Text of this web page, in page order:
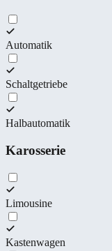
Automatik
Schaltgetriebe
Halbautomatik
Karosserie
Limousine
Kastenwagen